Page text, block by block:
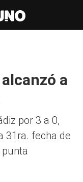
a
por 3 a 0,
31ra. fecha de
punta